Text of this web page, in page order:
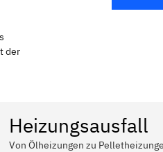
der
Heizungsausfall
Von Ölheizungen zu